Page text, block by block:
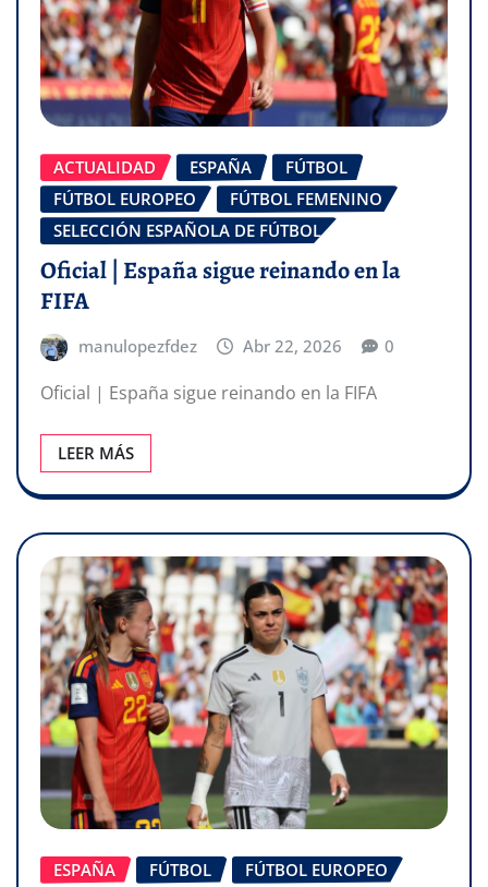
ACTUALIDAD ESPAÑA
FÚTBOL
FÚTBOL EUROPEO
FÚTBOL FEMENINO
SELECCIÓN ESPAÑOLA DE FÚTBOL
Oficial | España sigue reinando en la
FIFA
manulopezfdez Abr 22, 2026 0
Oficial | España sigue reinando en la FIFA
LEER MÁS
ESPAÑA FÚTBOL
FÚTBOL EUROPEO